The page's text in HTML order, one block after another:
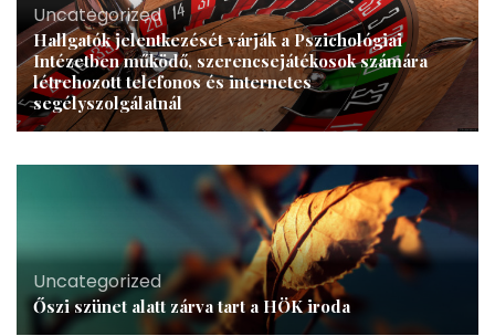
Uncategorized
Hallgatók jelentkezését várják a Pszichológiai
Intézetben működő, szerencsejátékosok számára
létrehozott telefonos és internetes
segélyszolgálatnál
Uncategorized
Őszi szünet alatt zárva tart a HÖK iroda